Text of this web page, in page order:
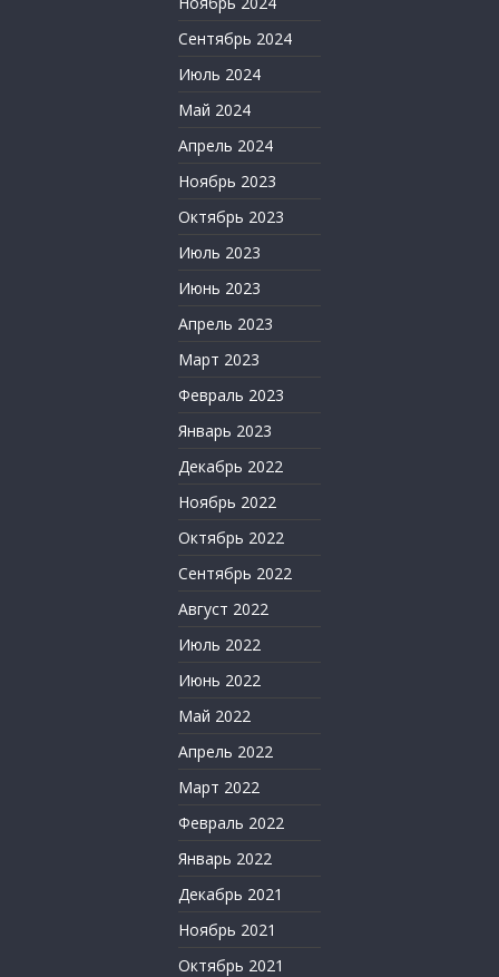
Сентябрь 2024
Июль 2024
Май 2024
Апрель 2024
Ноябрь 2023
Октябрь 2023
Июль 2023
Июнь 2023
Апрель 2023
Март 2023
Февраль 2023
Январь 2023
Декабрь 2022
Ноябрь 2022
Октябрь 2022
Сентябрь 2022
Август 2022
Июль 2022
Июнь 2022
Май 2022
Апрель 2022
Март 2022
Февраль 2022
Январь 2022
Декабрь 2021
Ноябрь 2021
Октябрь 2021